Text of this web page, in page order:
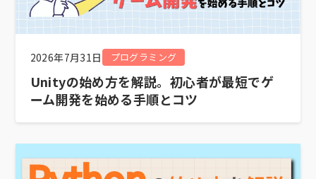
2026年7月31日 プログラミング
Unityの始め方を解説。初心者が最短でゲ
ーム開発を始める手順とコツ